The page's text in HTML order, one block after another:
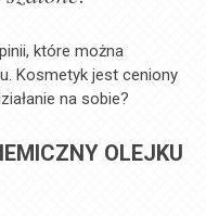
które można
Kosmetyk jest ceniony
na sobie?
OLEJKU